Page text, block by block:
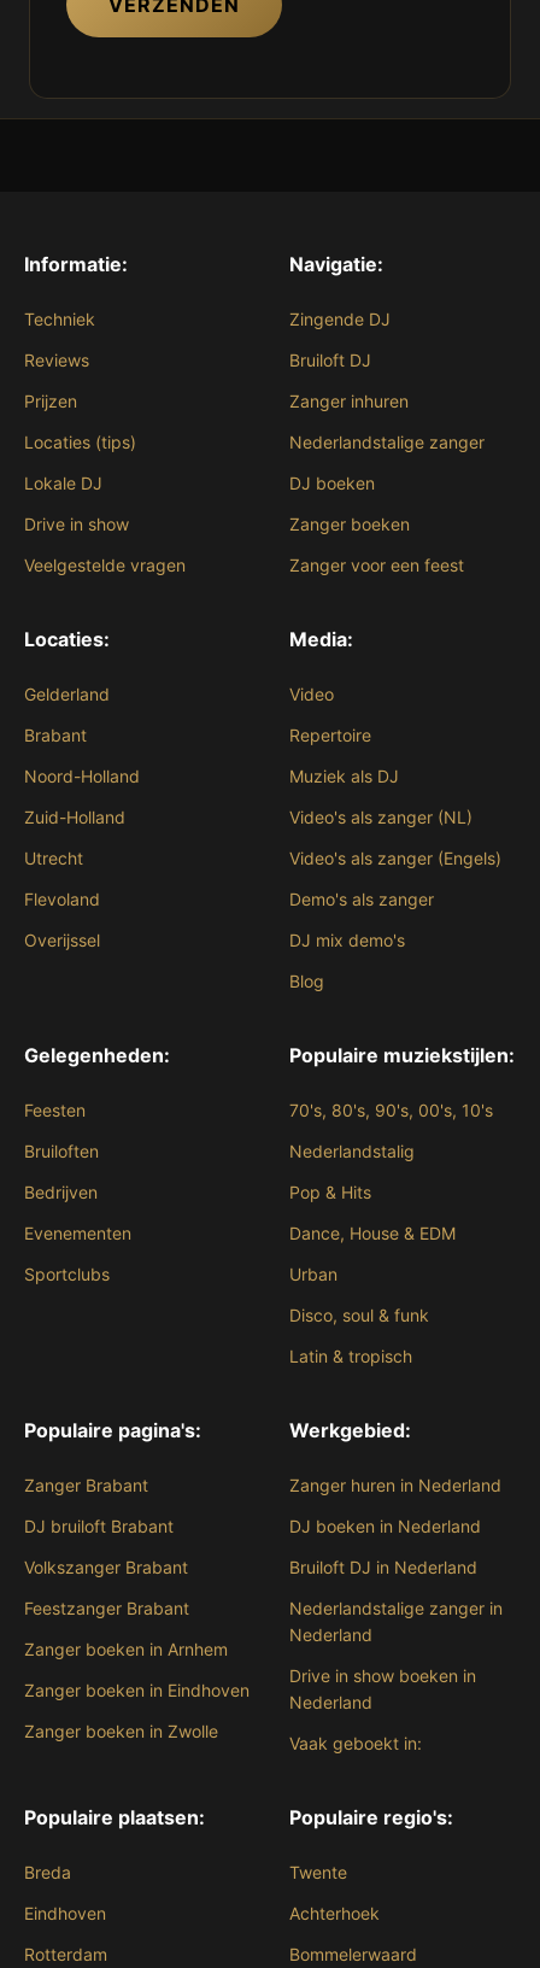
Informatie:
Techniek
Reviews
Prijzen
Locaties (tips)
Lokale DJ
Drive in show
Veelgestelde vragen
Navigatie:
Zingende DJ
Bruiloft DJ
Zanger inhuren
Nederlandstalige zanger
DJ boeken
Zanger boeken
Zanger voor een feest
Locaties:
Gelderland
Brabant
Noord-Holland
Zuid-Holland
Utrecht
Flevoland
Overijssel
Media:
Video
Repertoire
Muziek als DJ
Video's als zanger (NL)
Video's als zanger (Engels)
Demo's als zanger
DJ mix demo's
Blog
Gelegenheden:
Feesten
Bruiloften
Bedrijven
Evenementen
Sportclubs
Populaire muziekstijlen:
70's, 80's, 90's, 00's, 10's
Nederlandstalig
Pop & Hits
Dance, House & EDM
Urban
Disco, soul & funk
Latin & tropisch
Populaire pagina's:
Zanger Brabant
DJ bruiloft Brabant
Volkszanger Brabant
Feestzanger Brabant
Zanger boeken in Arnhem
Zanger boeken in Eindhoven
Zanger boeken in Zwolle
Werkgebied:
Zanger huren in Nederland
DJ boeken in Nederland
Bruiloft DJ in Nederland
Nederlandstalige zanger in
Nederland
Drive in show boeken in
Nederland
Vaak geboekt in:
Populaire plaatsen:
Breda
Eindhoven
Rotterdam
Populaire regio's:
Twente
Achterhoek
Bommelerwaard